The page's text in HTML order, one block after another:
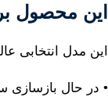
این محصول
این مدل انتخابی